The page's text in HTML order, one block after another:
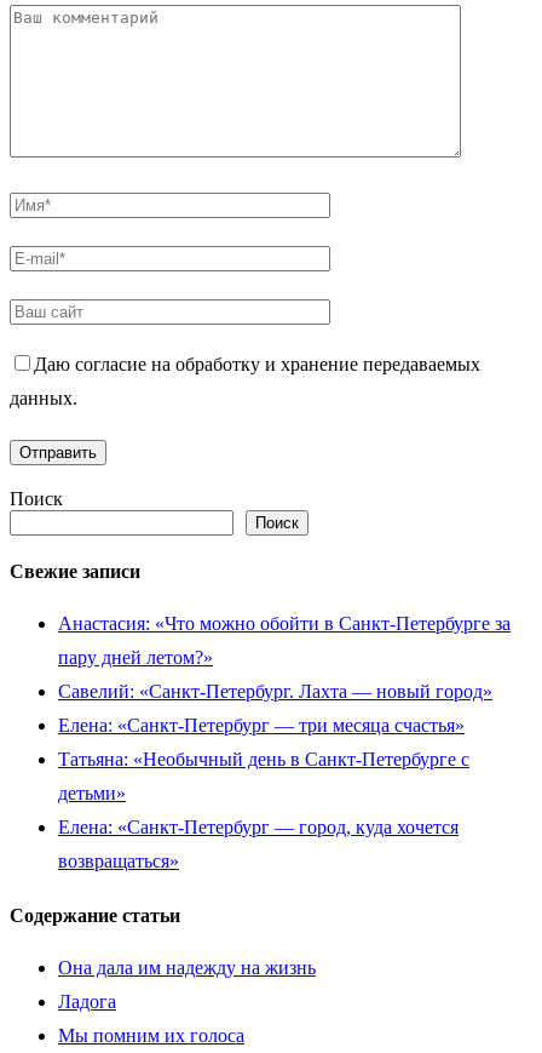
Даю согласие на обработку и хранение передаваемых
данных.
Поиск
Поиск
Свежие записи
Анастасия: «Что можно обойти в Санкт-Петербурге за
пару дней летом?»
Савелий: «Санкт-Петербург. Лахта — новый город»
Елена: «Санкт-Петербург — три месяца счастья»
Татьяна: «Необычный день в Санкт-Петербурге с
детьми»
Елена: «Санкт-Петербург — город, куда хочется
возвращаться»
Содержание статьи
Она дала им надежду на жизнь
Ладога
Мы помним их голоса